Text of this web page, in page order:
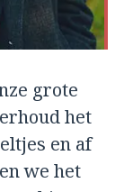
grote
het
en af
we het